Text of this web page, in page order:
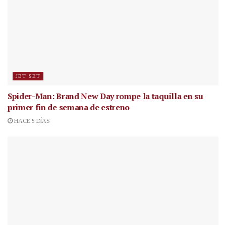
JET SET
Spider-Man: Brand New Day rompe la taquilla en su
primer fin de semana de estreno
HACE 5 DÍAS